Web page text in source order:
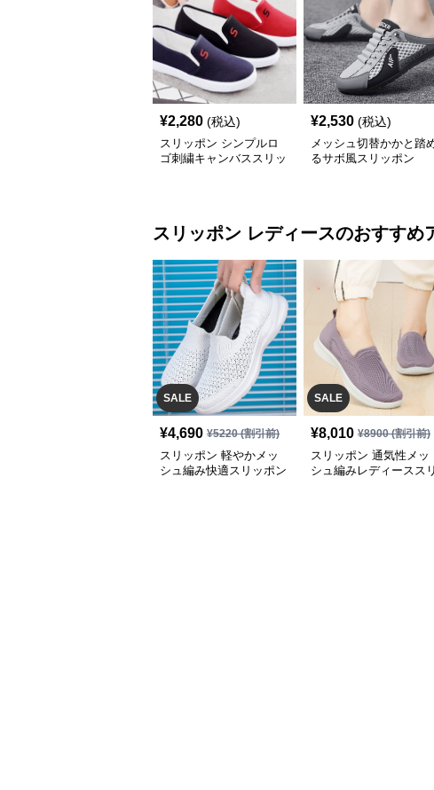
¥2,280 (税込)
スリッポン シンプルロ
ゴ刺繍キャンバススリッ
¥2,530 (税込)
メッシュ切替かかと踏
るサボ風スリッポン
スリッポン レディースのおすすめ
SALE
¥4,690 ¥5220(割引前)
スリッポン 軽やかメッ
シュ編み快適スリッポン
SALE
¥8,010 ¥8900(割引前)
スリッポン 通気性メッ
シュ編みレディーススリ